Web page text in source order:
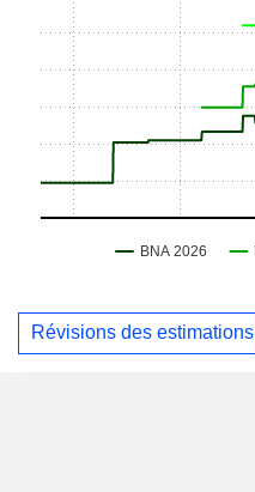
Révisions des estimations